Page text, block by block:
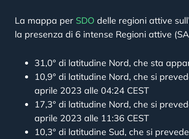
La mappa per SDO delle regioni attive
la presenza di 6 intense Regioni attive
31,0° di latitudine Nord, che sta
10,9° di latitudine Nord, che si
aprile 2023 alle 04:24 CEST
17,3° di latitudine Nord, che si
aprile 2023 alle 11:36 CEST
10,3° di latitudine Sud, che si